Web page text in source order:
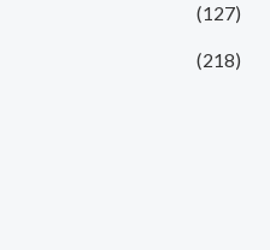
(127)
(218)